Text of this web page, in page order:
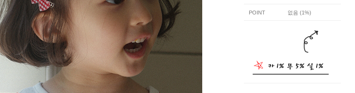
POINT 없음 (1%)